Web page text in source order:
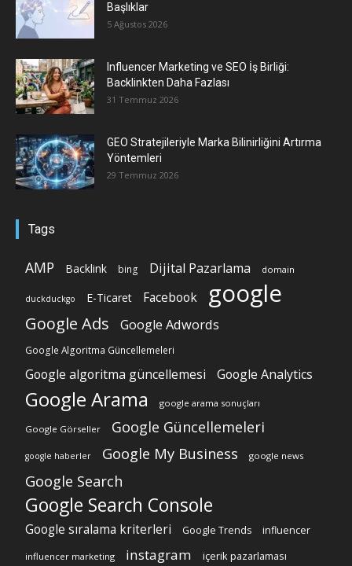
Başlıklar
5 Ağustos 2026
Influencer Marketing ve SEO İş Birliği:
Backlinkten Daha Fazlası
31 Temmuz 2026
GEO Stratejileriyle Marka Bilinirliğini Artırma
Yöntemleri
29 Temmuz 2026
Tags
AMP Backlink bing Dijital Pazarlama domain
duckduckgo E-Ticaret Facebook google
Google Ads Google Adwords
Google Algoritma Güncellemeleri
Google algoritma güncellemesi Google Analytics
Google Arama google arama sonuçları
Google Görseller Google Güncellemeleri
google haberler Google My Business google news
Google Search
Google Search Console
Google sıralama kriterleri Google Trends influencer
influencer marketing instagram içerik pazarlaması